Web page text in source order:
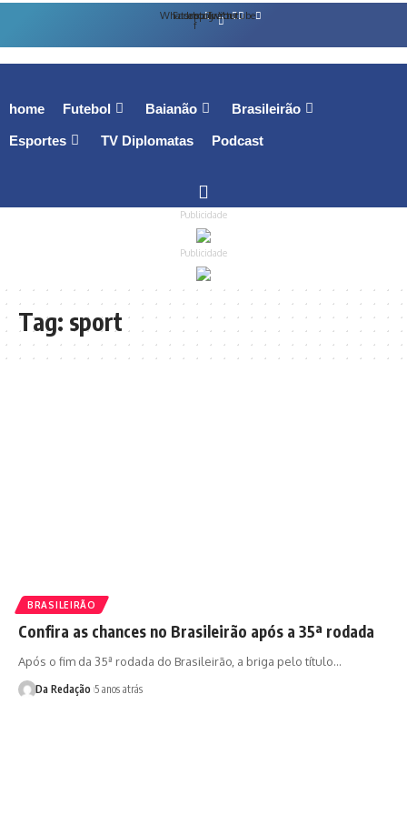
Whatsapp
Facebook-
f
Instagram
Twitter
Youtube
home Futebol Baianão Brasileirão
Esportes TV Diplomatas Podcast
Publicidade
Publicidade
Tag: sport
BRASILEIRÃO
Confira as chances no Brasileirão após a 35ª rodada
Após o fim da 35ª rodada do Brasileirão, a briga pelo título…
Da Redação 5 anos atrás